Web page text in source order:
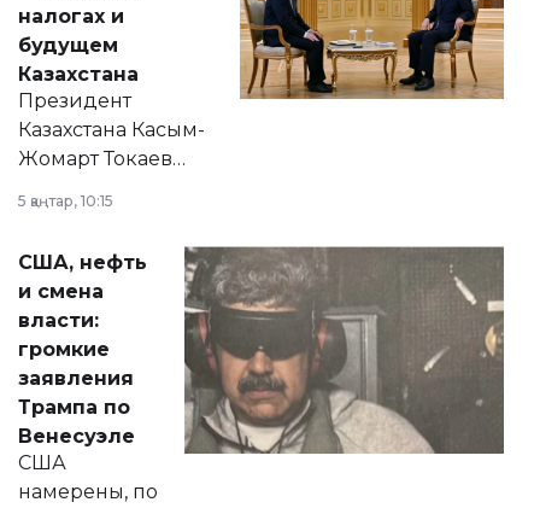
налогах и
будущем
Казахстана
Президент
Казахстана Касым-
Жомарт Токаев
сразу несколько
актуальных тем —
от слухов о
политических
реформах до
вопросов армии,
экономики и
личного здоровья.
5 қаңтар, 10:15
США, нефть
и смена
власти:
громкие
заявления
Трампа по
Венесуэле
США
намерены, по